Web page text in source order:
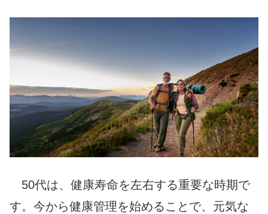
50代は、健康寿命を左右する重要な時期で
す。今から健康管理を始めることで、元気な